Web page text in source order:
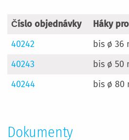
Číslo objednávky
Háky
40242
bis ø 36
40243
bis ø 50
40244
bis ø 80
Dokumenty